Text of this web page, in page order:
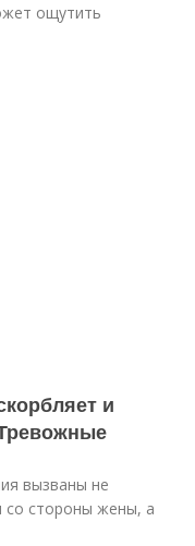
ощутить
и
вызваны не
со стороны жены, а